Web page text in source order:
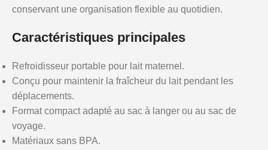
conservant une organisation flexible au quotidien.
Caractéristiques principales
Refroidisseur portable pour lait maternel.
Conçu pour maintenir la fraîcheur du lait pendant les
déplacements.
Format compact adapté au sac à langer ou au sac de
voyage.
Matériaux sans BPA.